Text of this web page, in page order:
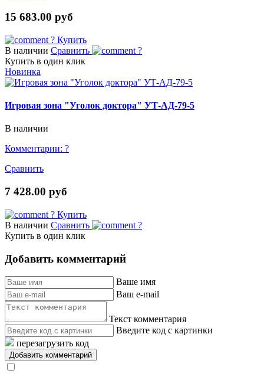
15 683.00 руб
? Купить
В наличии Сравнить
?
Купить в один клик
Новинка
Игровая зона "Уголок доктора" УТ-АД-79-5
В наличии
Комментарии: ?
Сравнить
7 428.00 руб
? Купить
В наличии Сравнить
?
Купить в один клик
Добавить комментарий
Ваше имя
Ваш e-mail
Текст комментария
Введите код с картинки
перезагрузить код